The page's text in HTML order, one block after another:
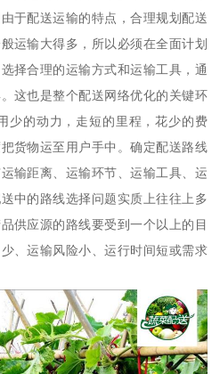
于配送运输的特点，合理规划配送
运输大得多，所以必须在全面计划
择合理的运输方式和运输工具，通
这也是整个配送网络优化的关键环
少的动力，走短的里程，花少的费
货物运至用户手中。确定配送路线
输距离、运输环节、运输工具、运
中的路线选择问题实质上往往上多
供应源的路线要受到一个以上的目
、运输风险小、运行时间短或需求